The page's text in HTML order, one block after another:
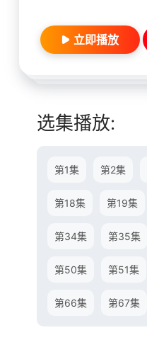
立即播放
选集播放:
第1集 第2集
第18集 第19集
第34集 第35集
第50集 第51集
第66集 第67集